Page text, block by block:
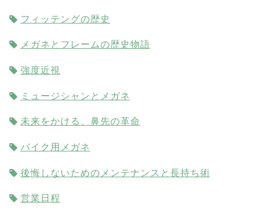
フィッテングの歴史
メガネとフレームの歴史物語
強度近視
ミュージシャンとメガネ
未来をかける、鼻先の革命
バイク用メガネ
後悔しないためのメンテナンスと長持ち術
営業日程